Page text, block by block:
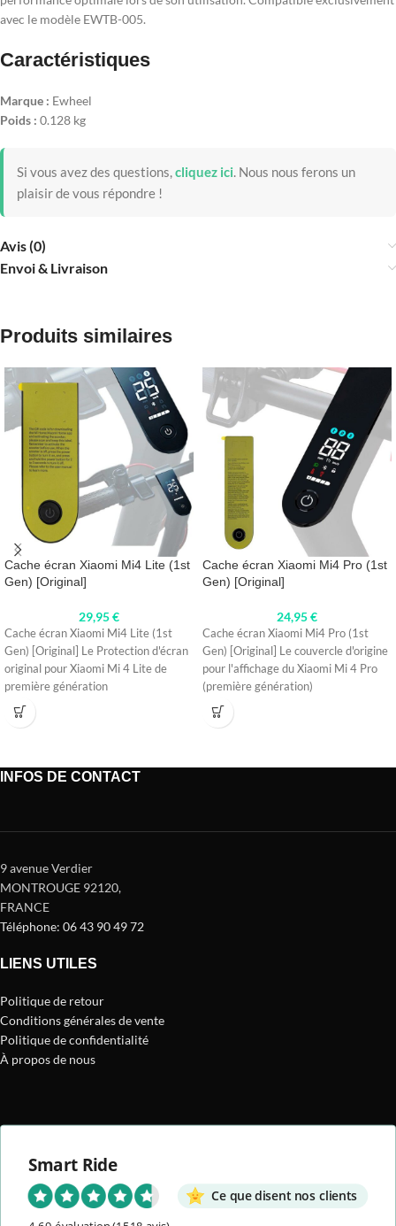
avec le modèle EWTB-005.
Caractéristiques
Marque : Ewheel
Poids : 0.128 kg
Si vous avez des questions,cliquez ici. Nous nous ferons un
plaisir de vous répondre !
Avis (0)
Envoi & Livraison
Produits similaires
Cache écran Xiaomi Mi4 Lite (1st
Gen) [Original]
29,95€
Cache écran Xiaomi Mi4 Lite (1st
Gen) [Original] Le Protection d'écran
original pour Xiaomi Mi 4 Lite de
première génération
Cache écran Xiaomi Mi4 Pro (1st
Gen) [Original]
24,95€
Cache écran Xiaomi Mi4 Pro (1st
Gen) [Original] Le couvercle d'origine
pour l'affichage du Xiaomi Mi 4 Pro
(première génération)
INFOS DE CONTACT
9 avenue Verdier
MONTROUGE 92120,
FRANCE
Téléphone: 06 43 90 49 72
LIENS UTILES
Politique de retour
Conditions générales de vente
Politique de confidentialité
À propos de nous
Smart Ride
Ce que disent nos clients